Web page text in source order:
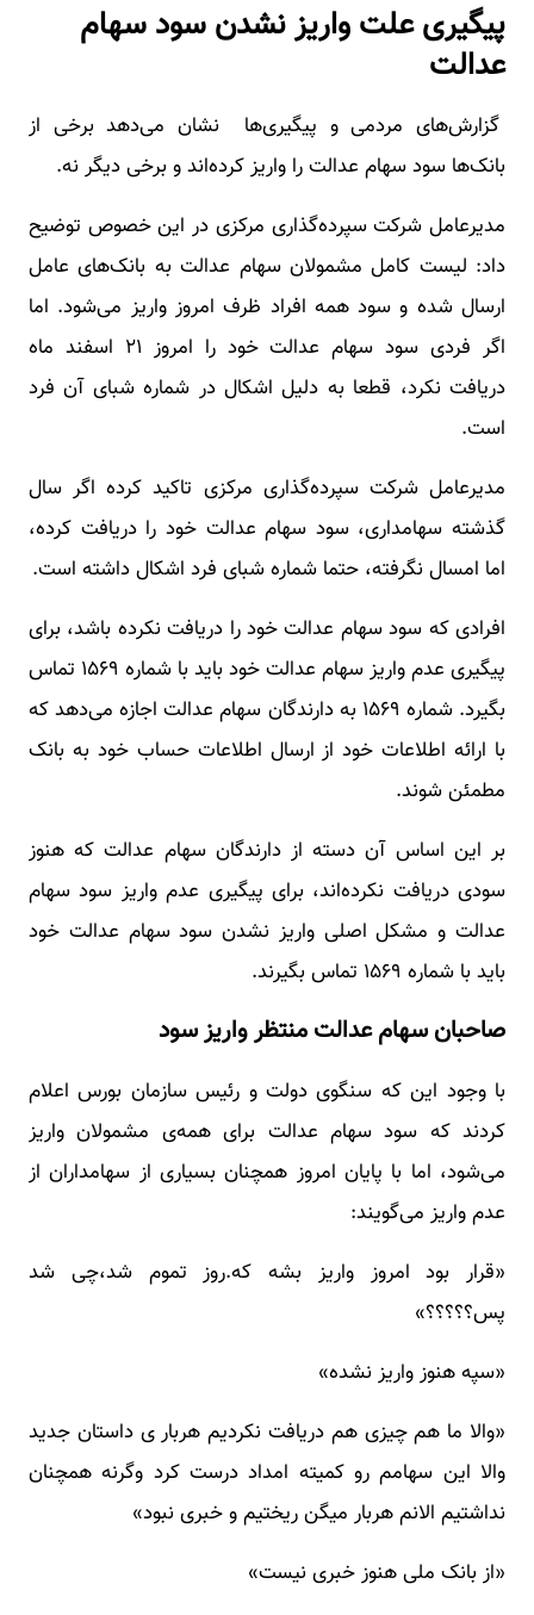
پیگیری علت واریز نشدن سود سهام
عدالت
گزارش‌های مردمی و پیگیری‌ها نشان می‌دهد برخی از
بانک‌ها سود سهام عدالت را واریز کرده‌اند و برخی دیگر نه.
مدیرعامل شرکت سپرده‌گذاری مرکزی در این خصوص توضیح
داد: لیست کامل مشمولان سهام عدالت به بانک‌های عامل
ارسال شده و سود همه افراد ظرف امروز واریز می‌شود. اما
اگر فردی سود سهام عدالت خود را امروز ۲۱ اسفند ماه
دریافت نکرد، قطعا به دلیل اشکال در شماره شبای آن فرد
است.
مدیرعامل شرکت سپرده‌گذاری مرکزی تاکید کرده اگر سال
گذشته سهامداری، سود سهام عدالت خود را دریافت کرده،
اما امسال نگرفته، حتما شماره شبای فرد اشکال داشته است.
افرادی که سود سهام عدالت خود را دریافت نکرده باشد، برای
پیگیری عدم واریز سهام عدالت خود باید با شماره ۱۵۶۹ تماس
بگیرد. شماره ۱۵۶۹ به دارندگان سهام عدالت اجازه می‌دهد که
با ارائه اطلاعات خود از ارسال اطلاعات حساب خود به بانک
مطمئن شوند.
بر این اساس آن دسته از دارندگان سهام عدالت که هنوز
سودی دریافت نکرده‌اند، برای پیگیری عدم واریز سود سهام
عدالت و مشکل اصلی واریز نشدن سود سهام عدالت خود
باید با شماره ۱۵۶۹ تماس بگیرند.
صاحبان سهام عدالت منتظر واریز سود
با وجود این که سنگوی دولت و رئیس سازمان بورس اعلام
کردند که سود سهام عدالت برای همه‌ی مشمولان واریز
می‌شود، اما با پایان امروز همچنان بسیاری از سهامداران از
عدم واریز می‌گویند:
«قرار بود امروز واریز بشه که.روز تموم شد،چی شد
پس؟؟؟؟؟»
«سپه هنوز واریز نشده»
«والا ما هم چیزی هم دریافت نکردیم هربار ی داستان جدید
والا این سهامم رو کمیته امداد درست کرد وگرنه همچنان
نداشتیم الانم هربار میگن ریختیم و خبری نبود»
«از بانک ملی هنوز خبری نیست»